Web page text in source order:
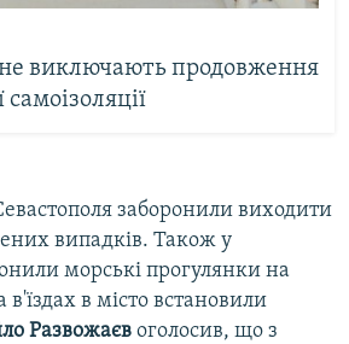
не виключають продовження
заборонили виходити
випадків. Також у
морські прогулянки на
в'їздах в місто встановили
Развожаєв оголосив, що з